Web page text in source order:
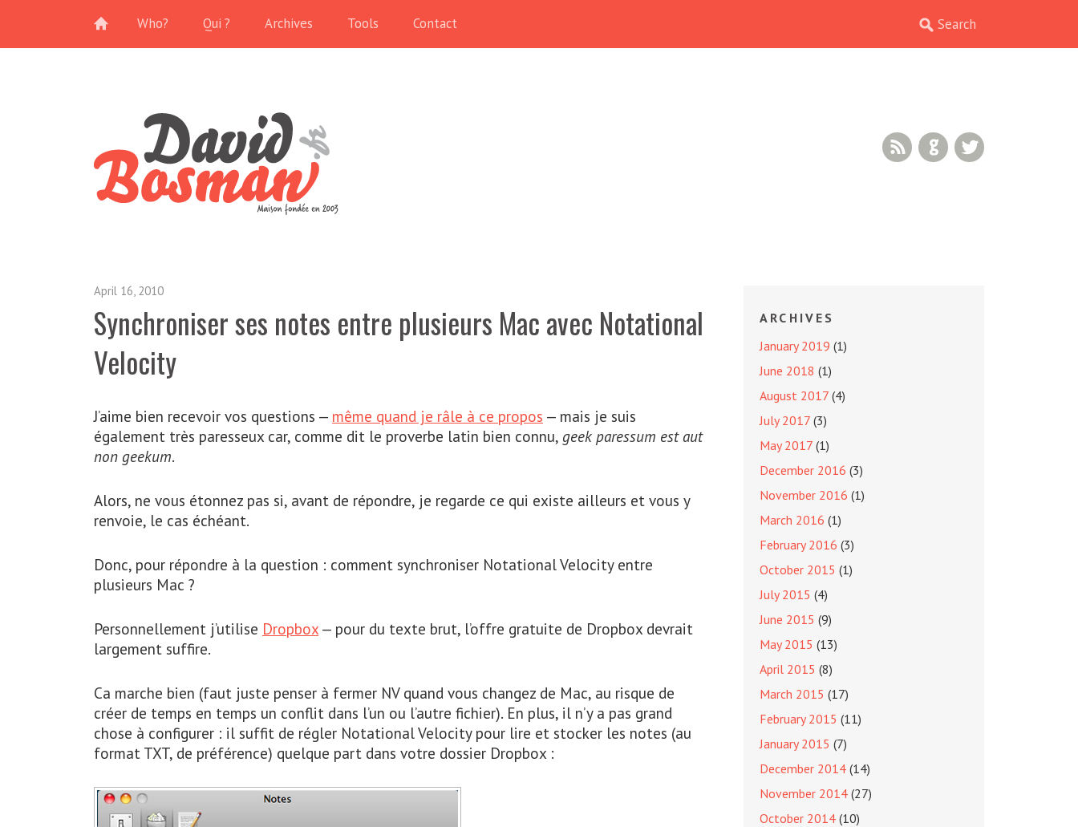
Who? Qui ? Archives Tools Contact
GitHub
RSS Feed
April 16, 2010
Synchroniser ses notes entre plusieurs Mac avec Notational
Velocity
J’aime bien recevoir vos questions — même quand je râle à ce propos — mais je suis
également très paresseux car, comme dit le proverbe latin bien connu, geek paressum est aut
non geekum.
Alors, ne vous étonnez pas si, avant de répondre, je regarde ce qui existe ailleurs et vous y
renvoie, le cas échéant.
Donc, pour répondre à la question : comment synchroniser Notational Velocity entre
plusieurs Mac ?
Personnellement j’utilise Dropbox — pour du texte brut, l’offre gratuite de Dropbox devrait
largement suffire.
Ca marche bien (faut juste penser à fermer NV quand vous changez de Mac, au risque de
créer de temps en temps un conflit dans l’un ou l’autre fichier). En plus, il n’y a pas grand
chose à configurer : il suffit de régler Notational Velocity pour lire et stocker les notes (au
format TXT, de préférence) quelque part dans votre dossier Dropbox :
ARCHIVES
January 2019 (1)
June 2018 (1)
August 2017 (4)
July 2017 (3)
May 2017 (1)
December 2016 (3)
November 2016 (1)
March 2016 (1)
February 2016 (3)
October 2015 (1)
July 2015 (4)
June 2015 (9)
May 2015 (13)
April 2015 (8)
March 2015 (17)
February 2015 (11)
January 2015 (7)
December 2014 (14)
November 2014 (27)
October 2014 (10)